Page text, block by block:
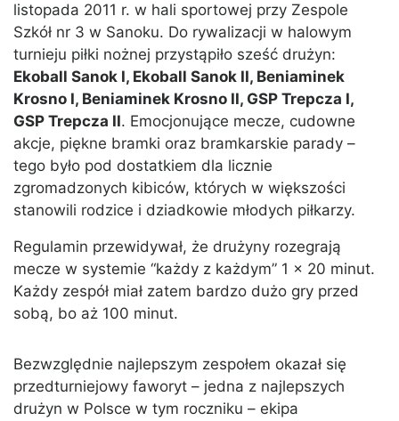
listopada 2011 r. w hali sportowej przy Zespole
Szkół nr 3 w Sanoku. Do rywalizacji w halowym
turnieju piłki nożnej przystąpiło sześć drużyn:
Ekoball Sanok I, Ekoball Sanok II, Beniaminek
Krosno I, Beniaminek Krosno II, GSP Trepcza I,
GSP Trepcza II. Emocjonujące mecze, cudowne
akcje, piękne bramki oraz bramkarskie parady –
tego było pod dostatkiem dla licznie
zgromadzonych kibiców, których w większości
stanowili rodzice i dziadkowie młodych piłkarzy.
Regulamin przewidywał, że drużyny rozegrają
mecze w systemie “każdy z każdym” 1 x 20 minut.
Każdy zespół miał zatem bardzo dużo gry przed
sobą, bo aż 100 minut.
Bezwzględnie najlepszym zespołem okazał się
przedturniejowy faworyt – jedna z najlepszych
drużyn w Polsce w tym roczniku – ekipa